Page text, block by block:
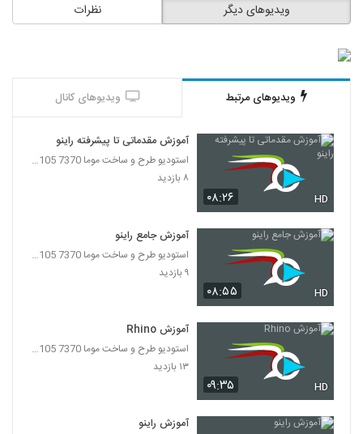
نظرات ویدیوهای دیگر
ویدیوهای مرتبط ویدیوهای کانال
۰۸:۲۶ HD
آموزش مقدماتی تا پیشرفته راینو
استودیو طرح و ساخت موما 7370 7105-021
۸ بازدید
۰۸:۵۵ HD
آموزش جامع راینو
استودیو طرح و ساخت موما 7370 7105-021
۹ بازدید
۰۹:۳۵ HD
آموزش Rhino
استودیو طرح و ساخت موما 7370 7105-021
۱۳ بازدید
آموزش راینو